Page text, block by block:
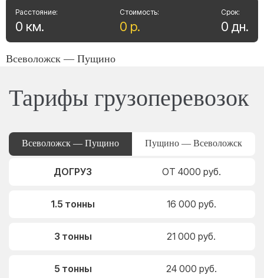
Стоимость:
0 р.
Расстояние:
0 км.
Срок:
0 дн.
Всеволожск — Пущино
Тарифы грузоперевозок
Всеволожск — Пущино Пущино — Всеволожск
ДОГРУЗ ОТ 4000 руб.
1.5 тонны 16 000 руб.
3 тонны 21 000 руб.
5 тонны 24 000 руб.